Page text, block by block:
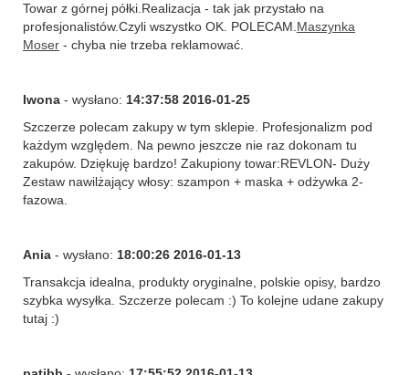
Towar z górnej półki.Realizacja - tak jak przystało na
profesjonalistów.Czyli wszystko OK. POLECAM. Maszynka
Moser - chyba nie trzeba reklamować.
Iwona - wysłano: 14:37:58 2016-01-25
Szczerze polecam zakupy w tym sklepie. Profesjonalizm pod
każdym względem. Na pewno jeszcze nie raz dokonam tu
zakupów. Dziękuję bardzo! Zakupiony towar:REVLON- Duży
Zestaw nawilżający włosy: szampon + maska + odżywka 2-
fazowa.
Ania - wysłano: 18:00:26 2016-01-13
Transakcja idealna, produkty oryginalne, polskie opisy, bardzo
szybka wysyłka. Szczerze polecam :) To kolejne udane zakupy
tutaj :)